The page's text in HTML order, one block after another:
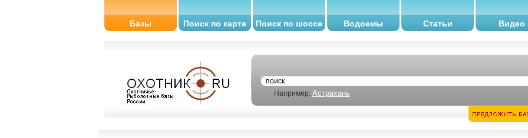
Базы Поиск по карте Поиск по шоссе Водоемы Статьи Видео
Например: Астрахань